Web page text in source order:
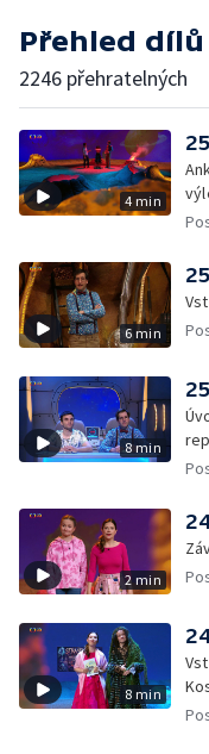
Přehled dílů
2246 přehratelných
4 min
6 min
8 min
2 min
8 min